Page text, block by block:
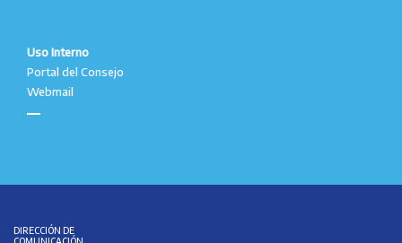
Uso Interno
Portal del Consejo
Webmail
DIRECCIÓN DE
COMUNICACIÓN